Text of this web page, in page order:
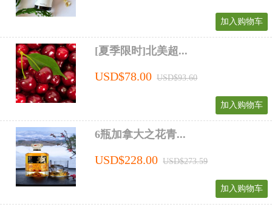
加入购物车
[夏季限时]北美超...
USD$78.00 USD$93.60
加入购物车
6瓶加拿大之花青...
USD$228.00 USD$273.59
加入购物车